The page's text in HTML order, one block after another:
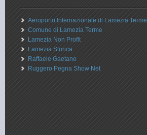
Aeroporto Internazionale di Lamezia Terme
Comune di Lamezia Terme
Lamezia Non Profit
Lamezia Storica
Raffaele Gaetano
Ruggero Pegna Show Net